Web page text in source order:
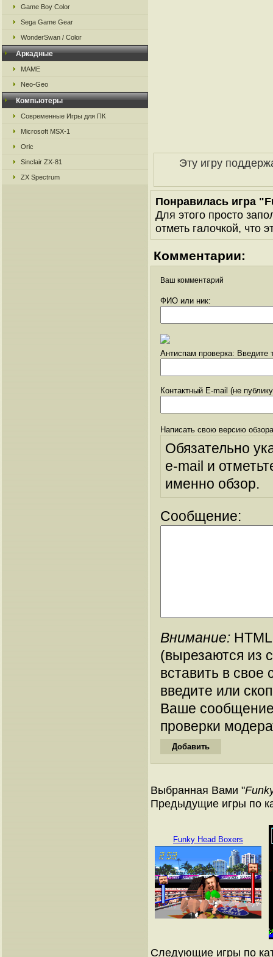
Game Boy Color
Sega Game Gear
WonderSwan / Color
Аркадные
MAME
Neo-Geo
Компьютеры
Современные Игры для ПК
Microsoft MSX-1
Oric
Sinclair ZX-81
ZX Spectrum
Эту игру
Понравилась игра
Для этого просто
отметь галочкой, что
Комментарии:
Ваш комментарий
ФИО или ник:
Антиспам проверка: Введите
Контактный E-mail (не
Написать свою версию
Обязательно
e-mail и
именно обзор.
Сообщение:
Внимание:
(вырезаются из
вставить в
введите или
Ваше
проверки
Выбранная Вами "
Предыдущие игры по
Funky Head Boxers
Следующие игры по